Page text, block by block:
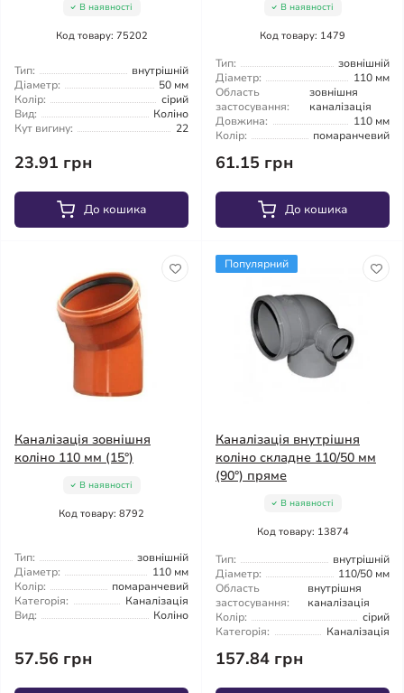
В наявності
Код товару: 75202
Тип:
внутрішній
Діаметр:
50 мм
Колір:
сірий
Вид:
Коліно
Кут вигину:
22
23.91 грн
До кошика
В наявності
Код товару: 1479
Тип:
зовнішній
Діаметр:
110 мм
Область
застосування:
зовнішня
каналізація
Довжина:
110 мм
Колір:
помаранчевий
61.15 грн
До кошика
Каналізація зовнішня
коліно 110 мм (15°)
В наявності
Код товару: 8792
Тип:
зовнішній
Діаметр:
110 мм
Колір:
помаранчевий
Категорія:
Каналізація
Вид:
Коліно
57.56 грн
Популярний
Каналізація внутрішня
коліно складне 110/50 мм
(90°) пряме
В наявності
Код товару: 13874
Тип:
внутрішній
Діаметр:
110/50 мм
Область
застосування:
внутрішня
каналізація
Колір:
сірий
Категорія:
Каналізація
157.84 грн